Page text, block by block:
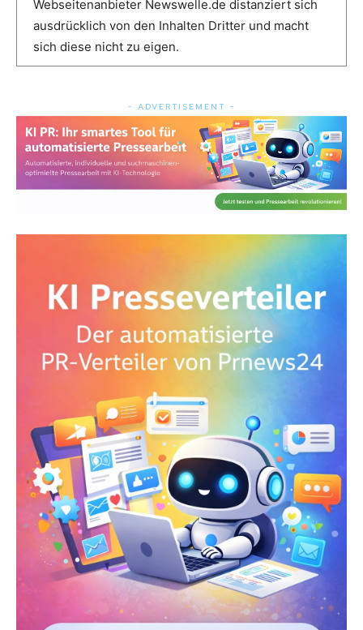
Webseitenanbieter Newswelle.de distanziert sich
ausdrücklich von den Inhalten Dritter und macht
sich diese nicht zu eigen.
- ADVERTISEMENT -